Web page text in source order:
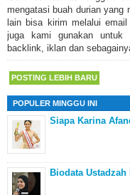
mengatasi buah durian yang
lain bisa kirim melalui
juga kami gunakan untuk
backlink, iklan dan
POSTING LEBIH BARU
POPULER MINGGU INI
Siapa Karina
Biodata